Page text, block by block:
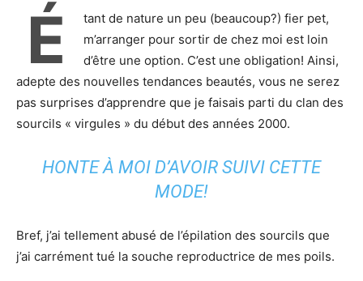
É
tant de nature un peu (beaucoup?) fier pet,
m’arranger pour sortir de chez moi est loin
d’être une option. C’est une obligation! Ainsi,
adepte des nouvelles tendances beautés, vous ne serez
pas surprises d’apprendre que je faisais parti du clan des
sourcils « virgules » du début des années 2000.
HONTE À MOI D’AVOIR SUIVI CETTE
MODE!
Bref, j’ai tellement abusé de l’épilation des sourcils que
j’ai carrément tué la souche reproductrice de mes poils.